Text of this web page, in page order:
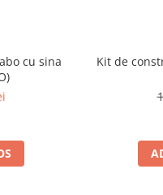
cu sina
Kit de